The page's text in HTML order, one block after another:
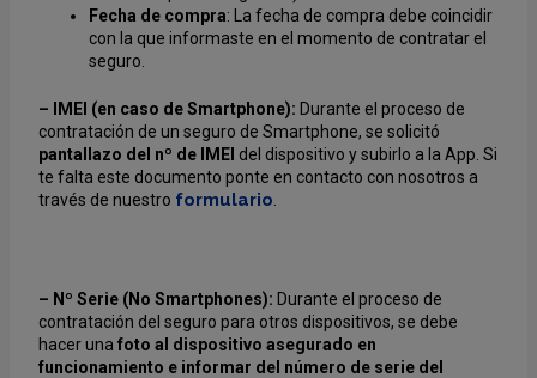
Fecha de compra: La fecha de compra debe coincidir
con la que informaste en el momento de contratar el
seguro.
– IMEI (en caso de Smartphone): Durante el proceso de
contratación de un seguro de Smartphone, se solicitó
pantallazo del nº de IMEI del dispositivo y subirlo a la App. Si
te falta este documento ponte en contacto con nosotros a
través de nuestro formulario
– Nº Serie (No Smartphones): Durante el proceso de
contratación del seguro para otros dispositivos, se debe
hacer una foto al dispositivo asegurado en
funcionamiento e informar del número de serie del